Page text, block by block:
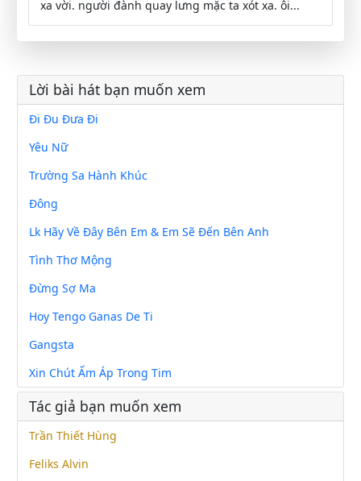
xa vời. người đành quay lưng mặc ta xót xa. ôi...
Lời bài hát bạn muốn xem
Đi Đu Đưa Đi
Yêu Nữ
Trường Sa Hành Khúc
Đông
Lk Hãy Về Đây Bên Em & Em Sẽ Đến Bên Anh
Tình Thơ Mộng
Đừng Sợ Ma
Hoy Tengo Ganas De Ti
Gangsta
Xin Chút Ấm Áp Trong Tim
Tác giả bạn muốn xem
Trần Thiết Hùng
Feliks Alvin